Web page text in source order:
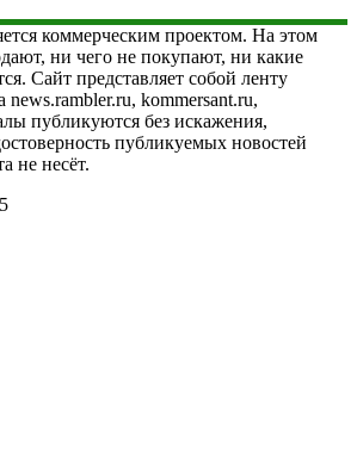
коммерческим проектом. На этом
ни чего не покупают, ни какие
Сайт представляет собой ленту
news.rambler.ru, kommersant.ru,
публикуются без искажения,
публикуемых новостей
не несёт.